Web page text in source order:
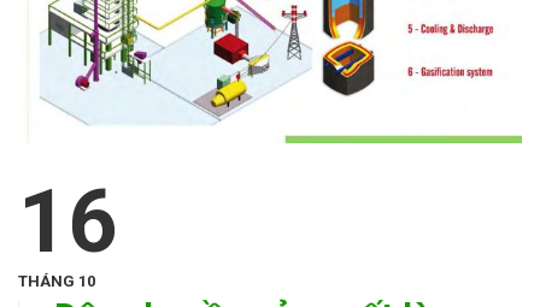
16
THÁNG 10